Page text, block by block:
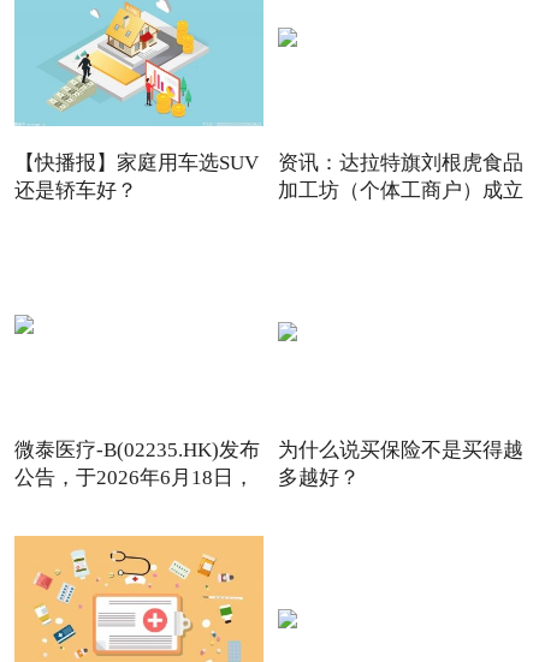
【快播报】家庭用车选SUV
还是轿车好？
资讯：达拉特旗刘根虎食品
加工坊（个体工商户）成立
微泰医疗-B(02235.HK)发布
公告，于2026年6月18日，
为什么说买保险不是买得越
多越好？